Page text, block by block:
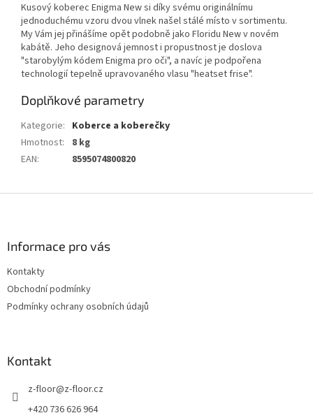
Kusový koberec Enigma New si díky svému originálnímu
jednoduchému vzoru dvou vlnek našel stálé místo v sortimentu.
My Vám jej přinášíme opět podobně jako Floridu New v novém
kabátě. Jeho designová jemnost i propustnost je doslova
"starobylým kódem Enigma pro oči", a navíc je podpořena
technologií tepelně upravovaného vlasu "heatset frise".
Doplňkové parametry
Kategorie: Koberce a koberečky
Hmotnost:
8 kg
EAN: 8595074800820
Informace pro vás
Kontakty
Obchodní podmínky
Podmínky ochrany osobních údajů
Kontakt
z-floor@z-floor.cz
+420 736 626 964